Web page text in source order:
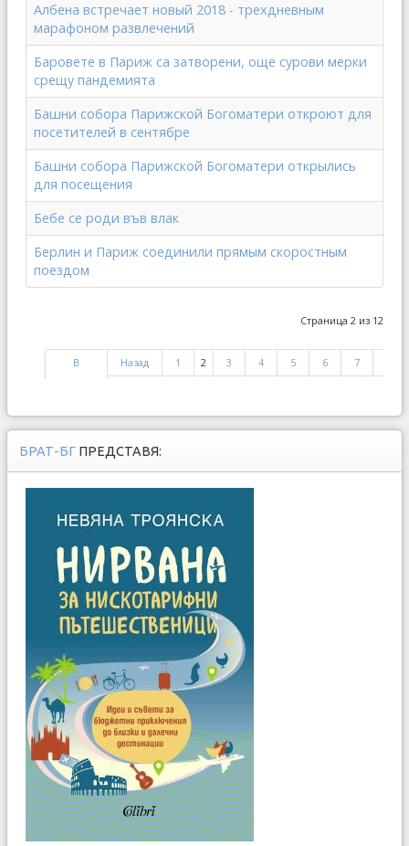
Албена встречает новый 2018 - трехдневным
марафоном развлечений
Баровете в Париж са затворени, още сурови мерки
срещу пандемията
Башни собора Парижской Богоматери откроют для
посетителей в сентябре
Башни собора Парижской Богоматери открылись
для посещения
Бебе се роди във влак
Берлин и Париж соединили прямым скоростным
поездом
Страница 2 из 12
В
Назад 1 2 3 4 5 6 7
БРАТ-БГ ПРЕДСТАВЯ: